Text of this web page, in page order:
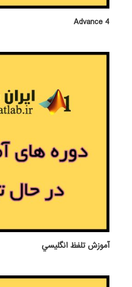
Advance 4
آموزش تلفظ انگليسي